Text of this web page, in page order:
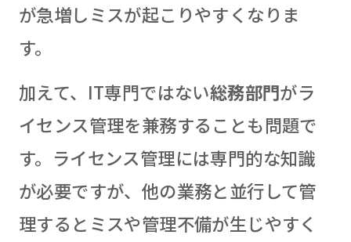
が急増しミスが起こりやすくなりま
す。
加えて、IT専門ではない総務部門がラ
イセンス管理を兼務することも問題で
す。ライセンス管理には専門的な知識
が必要ですが、他の業務と並行して管
理するとミスや管理不備が生じやすく